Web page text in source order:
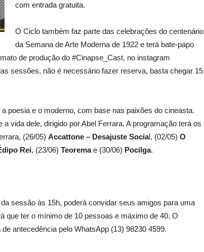
com entrada gratuita.
O Ciclo também faz parte das celebrações do centenário
da Semana de Arte Moderna de 1922 e terá bate-papo
de produção do #Cinapse_Cast, no instagram
sessões, não é necessário fazer reserva, basta chegar 15
poesia e o moderno, com base nas paixões do cineasta.
vida dele, dirigido por Abel Ferrara. A programação terá os
(26/05) Accattone – Desajuste Social, (02/05) O
Rei, (23/06) Teoremae (30/06) Pocilga.
sessão às 15h, poderá convidar seus amigos para uma
que ter o mínimo de 10 pessoas e máximo de 40. O
antecedência pelo WhatsApp (13) 98230 4599.